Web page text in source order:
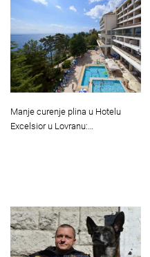
Manje curenje plina u Hotelu
Excelsior u Lovranu:…